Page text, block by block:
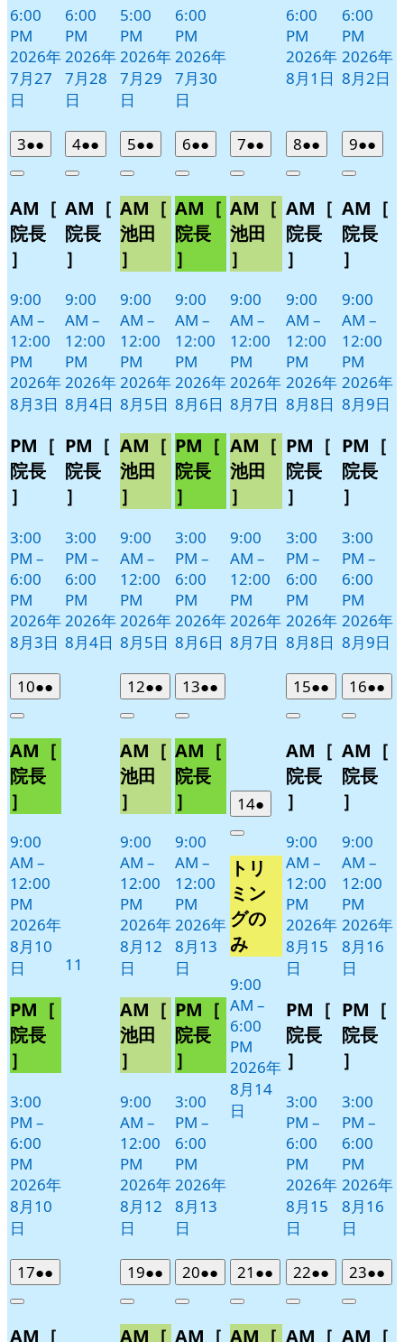
6:00
PM
2026年
7月27
日
6:00
PM
2026年
7月28
日
5:00
PM
2026年
7月29
日
6:00
PM
2026年
7月30
日
6:00
PM
2026年
8月1日
6:00
PM
2026年
8月2日
32026
年
月
3
日
●●
件
イ
ベ
Close
AM［
院長
］
9:00
AM –
12:00
PM
2026年
8月3日
PM［
院長
］
3:00
PM –
6:00
PM
2026年
8月3日
42026
年
月
4
日
●●
件
イ
ベ
Close
AM［
院長
］
9:00
AM –
12:00
PM
2026年
8月4日
PM［
院長
］
3:00
PM –
6:00
PM
2026年
8月4日
52026
年
月
5
日
●●
件
イ
ベ
ト)
Close
AM［
池田
］
9:00
AM –
12:00
PM
2026年
8月5日
AM［
池田
］
9:00
AM –
12:00
PM
2026年
8月5日
62026
年
月
6
日
●●
件
イ
ベ
ト)
Close
AM［
院長
］
9:00
AM –
12:00
PM
2026年
8月6日
PM［
院長
］
3:00
PM –
6:00
PM
2026年
8月6日
72026
年
月
7
日
●●
件
イ
ベ
ト)
Close
AM［
池田
］
9:00
AM –
12:00
PM
2026年
8月7日
AM［
池田
］
9:00
AM –
12:00
PM
2026年
8月7日
82026
年
月
8
日
●●
件
イ
ベ
Close
AM［
院長
］
9:00
AM –
12:00
PM
2026年
8月8日
PM［
院長
］
3:00
PM –
6:00
PM
2026年
8月8日
92026
年
月
9
日
●●
件
イ
ベ
Close
AM［
院長
］
9:00
AM –
12:00
PM
2026年
8月9日
PM［
院長
］
3:00
PM –
6:00
PM
2026年
8月9日
102026
年
月
10
日
●●
件
イ
ト)
Close
AM［
院長
］
9:00
AM –
12:00
PM
2026年
8月10
日
PM［
院長
］
3:00
PM –
6:00
PM
2026年
8月10
日
11
122026
年
月
12
日
●●
件
イ
ベ
ト)
Close
AM［
池田
］
9:00
AM –
12:00
PM
2026年
8月12
日
AM［
池田
］
9:00
AM –
12:00
PM
2026年
8月12
日
132026
年
月
13
日
●●
件
イ
ン
ト)
Close
AM［
院長
］
9:00
AM –
12:00
PM
2026年
8月13
日
PM［
院長
］
3:00
PM –
6:00
PM
2026年
8月13
日
142026
年
月
14
日
●
件
ベ
ン
ト)
Close
トリ
ミン
グの
み
9:00
AM –
6:00
PM
2026年
8月14
日
152026
年
月
15
日
●●
件
イ
ベ
ト)
Close
AM［
院長
］
9:00
AM –
12:00
PM
2026年
8月15
日
PM［
院長
］
3:00
PM –
6:00
PM
2026年
8月15
日
162026
年
月
16
日
●●
件
イ
Close
AM［
院長
］
9:00
AM –
12:00
PM
2026年
8月16
日
PM［
院長
］
3:00
PM –
6:00
PM
2026年
8月16
日
172026
年
月
●●
件
イ
Close
AM［
192026
年
月
●●
件
イ
Close
AM［
202026
年
月
●●
件
イ
Close
AM［
21 2026
年
月
●●
件
イ
Close
AM［
222026
年
月
●●
件
イ
Close
AM［
232026
年
月
●●
件
イ
Close
AM［